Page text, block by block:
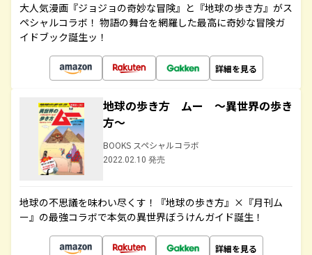
大人気漫画『ジョジョの奇妙な冒険』と『地球の歩き方』がス
ペシャルコラボ！ 物語の舞台を網羅した最高に奇妙な冒険ガ
イドブック誕生ッ！
詳細を見る
地球の歩き方 ムー ～異世界の歩き
方～
BOOKS スペシャルコラボ
2022.02.10 発売
地球の不思議を味わい尽くす！『地球の歩き方』×『月刊ム
ー』の最強コラボで本気の異世界ぼうけんガイド誕生！
詳細を見る